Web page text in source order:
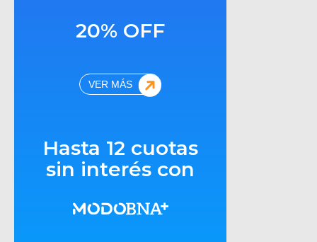
20% OFF
VER MÁS
Hasta 12 cuotas
sin interés con